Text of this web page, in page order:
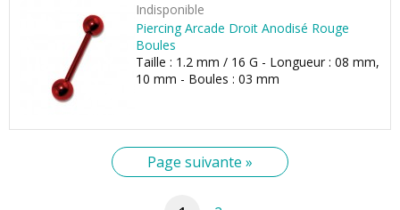
Indisponible
Piercing Arcade Droit Anodisé Rouge
Boules
Taille : 1.2 mm / 16 G - Longueur : 08 mm,
10 mm - Boules : 03 mm
Page suivante »